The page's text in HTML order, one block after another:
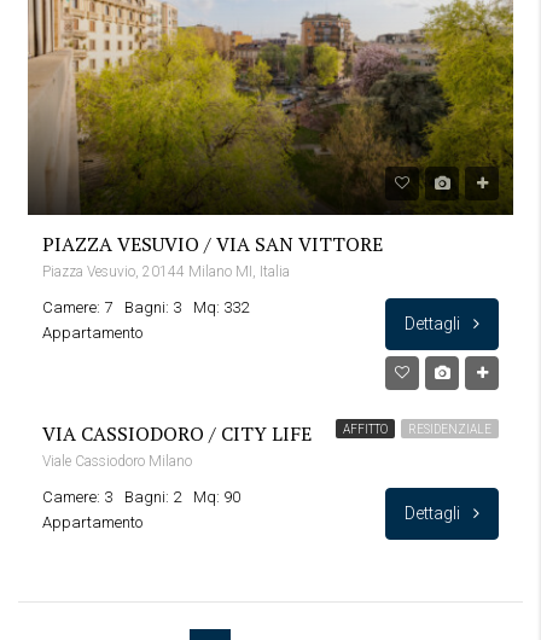
PIAZZA VESUVIO / VIA SAN VITTORE
Piazza Vesuvio, 20144 Milano MI, Italia
Camere: 7 Bagni: 3
Mq: 332
Appartamento
Dettagli
AFFITTO RESIDENZIALE
VIA CASSIODORO / CITY LIFE
Viale Cassiodoro Milano
Camere: 3 Bagni: 2
Mq: 90
Appartamento
Dettagli